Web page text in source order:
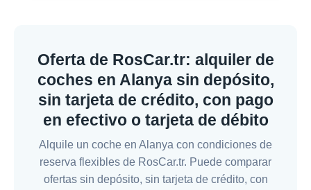
Oferta de RosCar.tr: alquiler de
coches en Alanya sin depósito,
sin tarjeta de crédito, con pago
en efectivo o tarjeta de débito
Alquile un coche en Alanya con condiciones de
reserva flexibles de RosCar.tr. Puede comparar
ofertas sin depósito, sin tarjeta de crédito, con